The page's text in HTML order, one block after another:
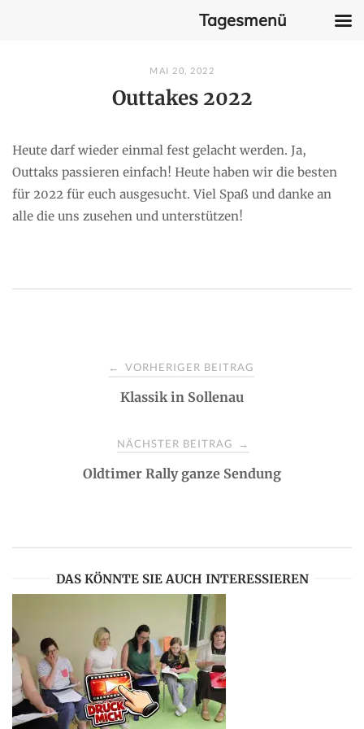
MAI 20, 2022
Outtakes 2022
Heute darf wieder einmal fest gelacht werden. Ja,
Outtaks passieren einfach! Heute haben wir die besten
für 2022 für euch ausgesucht. Viel Spaß und danke an
alle die uns zusehen und unterstützen!
i
g
← VORHERIGER BEITRAG
Klassik in Sollenau
NÄCHSTER BEITRAG →
Oldtimer Rally ganze Sendung
DAS KÖNNTE SIE AUCH INTERESSIEREN
Tagesmenü